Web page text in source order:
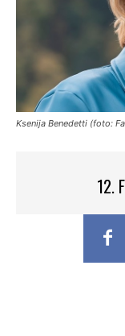
Ksenija Benedetti (foto:
12.